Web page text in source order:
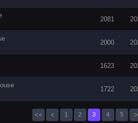
2081
2000
1623
1722
<< < 1 2 3 4 5 >